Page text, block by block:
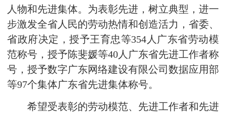
人物和先进集体。为表彰先进，树立典型，进一
步激发全省人民的劳动热情和创造活力，省委、
省政府决定，授予王育忠等354人广东省劳动模
范称号，授予陈斐媛等40人广东省先进工作者称
号，授予数字广东网络建设有限公司数据应用部
等97个集体广东省先进集体称号。
希望受表彰的劳动模范、先进工作者和先进